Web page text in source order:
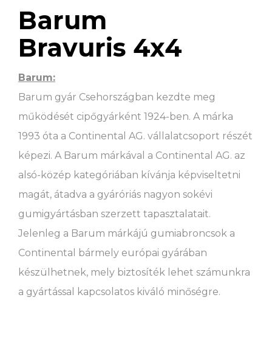
Barum
Bravuris 4x4
Barum:
Barum gyár Csehországban kezdte meg
működését cipőgyárként 1924-ben. A márka
1993 óta a Continental AG. vállalatcsoport részét
képezi. A Barum márkával a Continental AG. az
alsó-közép kategóriában kívánja képviseltetni
magát, átadva a gyáróriás nagyon sokévi
gumigyártásban szerzett tapasztalatait.
Jelenleg a Barum márkájú gumiabroncsok a
Continental bármely európai gyárában
készülhetnek, mely biztosíték lehet számunkra
a gyártással kapcsolatos kiváló minőségre.